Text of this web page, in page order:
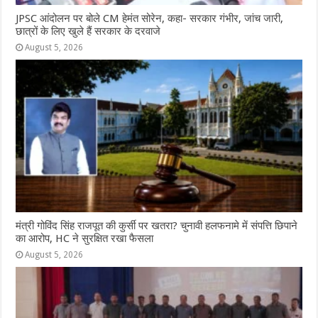
JPSC आंदोलन पर बोले CM हेमंत सोरेन, कहा- सरकार गंभीर, जांच जारी,
छात्रों के लिए खुले हैं सरकार के दरवाजे
August 5, 2026
मंत्री गोविंद सिंह राजपूत की कुर्सी पर खतरा? चुनावी हलफनामे में संपत्ति छिपाने
का आरोप, HC ने सुरक्षित रखा फैसला
August 5, 2026